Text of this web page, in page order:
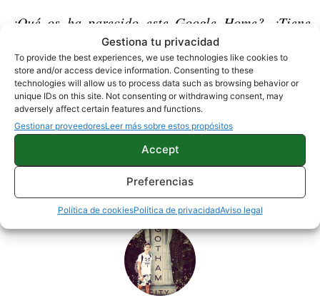
Gestiona tu privacidad
To provide the best experiences, we use technologies like cookies to
store and/or access device information. Consenting to these
technologies will allow us to process data such as browsing behavior or
unique IDs on this site. Not consenting or withdrawing consent, may
adversely affect certain features and functions.
Gestionar proveedoresLeer más sobre estos propósitos
Accept
Preferencias
Política de cookiesPolítica de privacidadAviso legal
¿Qué os ha parecido este Google Home? ¿Tiene
Más información |Google Home
NOTICIAS